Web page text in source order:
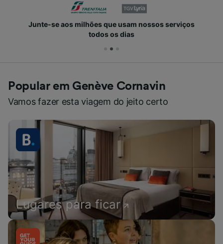
Junte-se aos milhões que usam nossos serviços
todos os dias
Popular em Genève Cornavin
Vamos fazer esta viagem do jeito certo
Lugares para ficar